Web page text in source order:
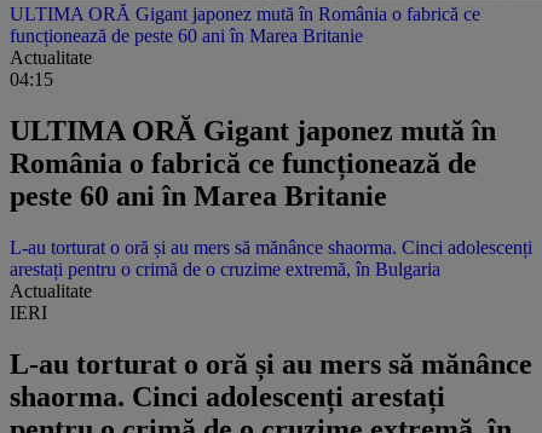
ULTIMA ORĂ Gigant japonez mută în România o fabrică ce
funcționează de peste 60 ani în Marea Britanie
Actualitate
04:15
ULTIMA ORĂ Gigant japonez mută în
România o fabrică ce funcționează de
peste 60 ani în Marea Britanie
L-au torturat o oră și au mers să mănânce shaorma. Cinci adolescenți
arestați pentru o crimă de o cruzime extremă, în Bulgaria
Actualitate
IERI
L-au torturat o oră și au mers să mănânce
shaorma. Cinci adolescenți arestați